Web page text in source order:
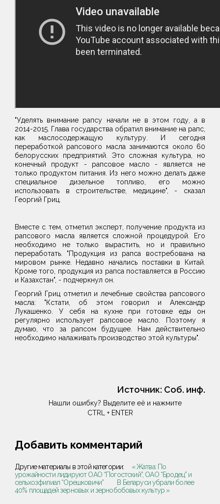
"Уделять внимание рапсу начали не в этом году, а в
2014-2015. Глава государства обратил внимание на рапс,
как маслосодержащую культуру. И сегодня
переработкой рапсового масла занимаются около 60
белорусских предприятий. Это сложная культура, но
конечный продукт - рапсовое масло - является не
только продуктом питания. Из него можно делать даже
специальное дизельное топливо, его можно
использовать в строительстве, медицине", - сказал
Георгий Гриц.
Вместе с тем, отметил эксперт, получение продукта из
рапсового масла является сложной процедурой. Его
необходимо не только вырастить, но и правильно
переработать. "Продукция из рапса востребована на
мировом рынке. Недавно начались поставки в Китай.
Кроме того, продукция из рапса поставляется в Россию
и Казахстан", - подчеркнул он.
Георгий Гриц отметил и лечебные свойства рапсового
масла: "Кстати, об этом говорил и Александр
Лукашенко. У себя на кухне при готовке еды он
регулярно использует рапсовое масло. Поэтому я
думаю, что за рапсом будущее. Нам действительно
необходимо налаживать производство этой культуры".
Источник: Соб. инф.
Нашли ошибку? Выделите её и нажмите
CTRL + ENTER
Добавить комментарий
Другие материалы в этой категории:
« Жатва: По
урожайности лидируют ОАО “Погостский”, ОАО “Бродец” и
сельхозфилиал “Орешковичи”
В Беларуси убрали более
40% площадей зерновых и зернобобовых культур »